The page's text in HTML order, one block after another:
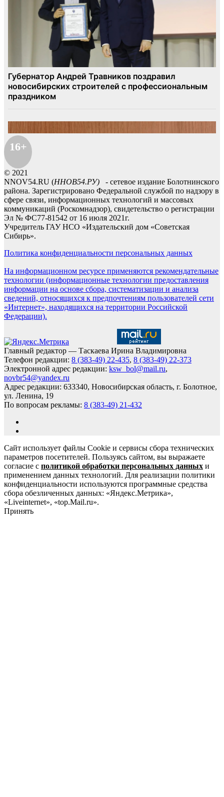
16+
© 2021
NNOV54.RU (ННОВ54.РУ) - сетевое издание Болотнинского
района. Зарегистрировано Федеральной службой по надзору в
сфере связи, информационных технологий и массовых
коммуникаций (Роскомнадзор), свидетельство о регистрации
Эл № ФС77-81542 от 16 июля 2021г.
Учредитель ГАУ НСО «Издательский дом «Советская
Сибирь».
Политика конфиденциальности персональных данных
На информационном ресурсе применяются рекомендательные
технологии (информационные технологии предоставления
информации на основе сбора, систематизации и анализа
сведений, относящихся к предпочтениям пользователей сети
«Интернет», находящихся на территории Российской
Федерации).
Главный редактор — Таскаева Ирина Владимировна
Телефон редакции: 8 (383-49) 22-435, 8 (383-49) 22-373
Электронной адрес редакции: ksw_bol@mail.ru,
novbr54@yandex.ru
Адрес редакции: 633340, Новосибирская область, г. Болотное,
ул. Ленина, 19
По вопросам рекламы: 8 (383-49) 21-432
Сайт использует файлы Cookie и сервисы сбора технических
параметров посетителей. Пользуясь сайтом, вы выражаете
согласие с политикой обработки персональных данных и
применением данных технологий. Для реализации политики
конфиденциальности используются программные средства
сбора обезличенных данных: «Яндекс.Метрика»,
«Liveinternet», «top.Mail.ru».
Принять